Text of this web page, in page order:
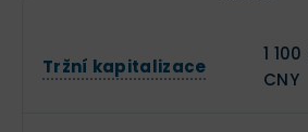
Tržní kapitalizace
1
CNY